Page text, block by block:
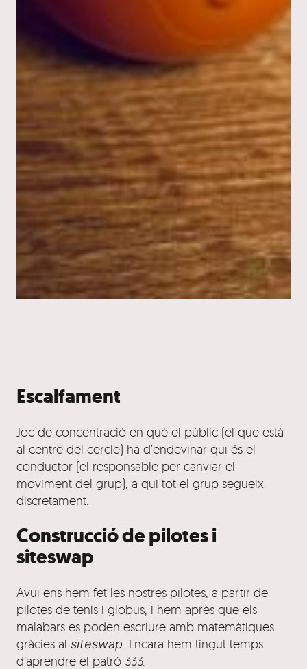
Escalfament
Joc de concentració en què el públic (el que està
al centre del cercle) ha d’endevinar qui és el
conductor (el responsable per canviar el
moviment del grup), a qui tot el grup segueix
discretament.
Construcció de pilotes i
siteswap
Avui ens hem fet les nostres pilotes, a partir de
pilotes de tenis i globus, i hem après que els
malabars es poden escriure amb matemàtiques
gràcies al siteswap . Encara hem tingut temps
d’aprendre el patró 333.